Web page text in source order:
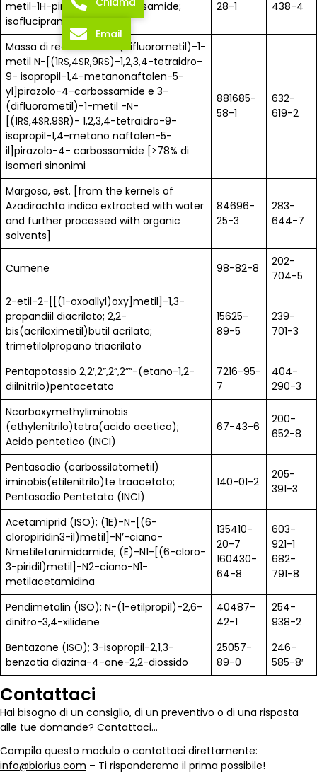
metil-1H-pirazolo-4-carbossamide;
isoflucipram
28-1 438-4
Massa di reazione di 3-(difluorometil)-1-
metil N-[(1RS,4SR,9RS)-1,2,3,4-tetraidro-
9- isopropil-1,4-metanonaftalen-5-
yl]pirazolo-4-carbossamide e 3-
(difluorometil)-1-metil -N-
[(1RS,4SR,9SR)- 1,2,3,4-tetraidro-9-
isopropil-1,4-metano naftalen-5-
il]pirazolo-4- carbossamide [>78% di
isomeri sinonimi
881685-
58-1
632-
619-2
Margosa, est. [from the kernels of
Azadirachta indica extracted with water
and further processed with organic
solvents]
84696-
25-3
283-
644-7
Cumene 98-82-8
202-
704-5
2-etil-2-[[(1-oxoallyl)oxy]metil]-1,3-
propandiil diacrilato; 2,2-
bis(acriloximetil)butil acrilato;
trimetilolpropano triacrilato
15625-
89-5
239-
701-3
Pentapotassio 2,2′,2”,2”,2””-(etano-1,2-
diilnitrilo)pentacetato
7216-95-
7
404-
290-3
Ncarboxymethyliminobis
(ethylenitrilo)tetra(acido acetico);
Acido pentetico (INCI)
67-43-6
200-
652-8
Pentasodio (carbossilatometil)
iminobis(etilenitrilo)te traacetato;
Pentasodio Pentetato (INCI)
140-01-2
205-
391-3
Acetamiprid (ISO); (1E)-N-[(6-
cloropiridin3-il)metil]-N’-ciano-
Nmetiletanimidamide; (E)-N1-[(6-cloro-
3-piridil)metil]-N2-ciano-N1-
metilacetamidina
135410-
20-7
160430-
64-8
603-
921-1
682-
791-8
Pendimetalin (ISO); N-(1-etilpropil)-2,6-
dinitro-3,4-xilidene
40487-
42-1
254-
938-2
Bentazone (ISO); 3-isopropil-2,1,3-
benzotia diazina-4-one-2,2-diossido
25057-
89-0
246-
585-8′
Contattaci
Hai bisogno di un consiglio, di un preventivo o di una risposta
alle tue domande? Contattaci…
Compila questo modulo o contattaci direttamente:
info@biorius.com – Ti risponderemo il prima possibile!
Email